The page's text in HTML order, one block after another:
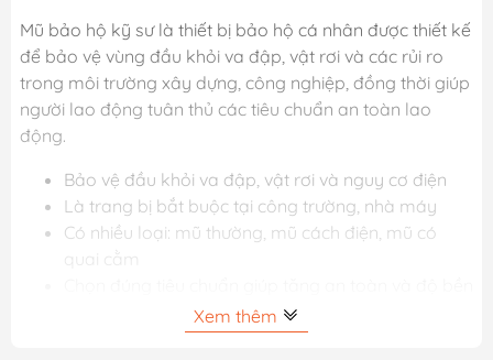
Mũ bảo hộ kỹ sư là thiết bị bảo hộ cá nhân được thiết kế
để bảo vệ vùng đầu khỏi va đập, vật rơi và các rủi ro
trong môi trường xây dựng, công nghiệp, đồng thời giúp
người lao động tuân thủ các tiêu chuẩn an toàn lao
động.
Bảo vệ đầu khỏi va đập, vật rơi và nguy cơ điện
Là trang bị bắt buộc tại công trường, nhà máy
Có nhiều loại: mũ thường, mũ cách điện, mũ có
quai cằm
Xem thêm